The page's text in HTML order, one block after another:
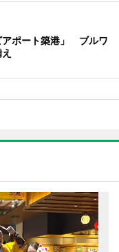
アポート築港」 ブルワ